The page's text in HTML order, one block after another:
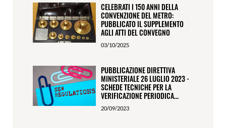
CELEBRATI I 150 ANNI DELLA
CONVENZIONE DEL METRO:
PUBBLICATO IL SUPPLEMENTO
AGLI ATTI DEL CONVEGNO
03/10/2025
PUBBLICAZIONE DIRETTIVA
MINISTERIALE 26 LUGLIO 2023 -
SCHEDE TECNICHE PER LA
VERIFICAZIONE PERIODICA...
20/09/2023